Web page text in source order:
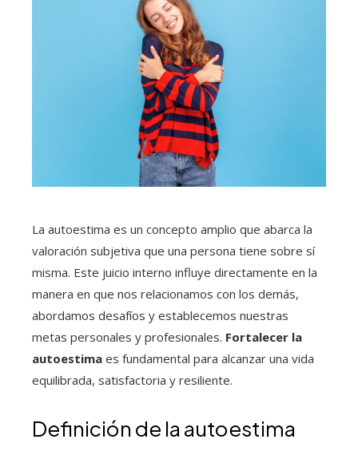
La autoestima es un concepto amplio que abarca la
valoración subjetiva que una persona tiene sobre sí
misma. Este juicio interno influye directamente en la
manera en que nos relacionamos con los demás,
abordamos desafíos y establecemos nuestras
metas personales y profesionales. Fortalecer la
autoestima es fundamental para alcanzar una vida
equilibrada, satisfactoria y resiliente.
Definición de la autoestima